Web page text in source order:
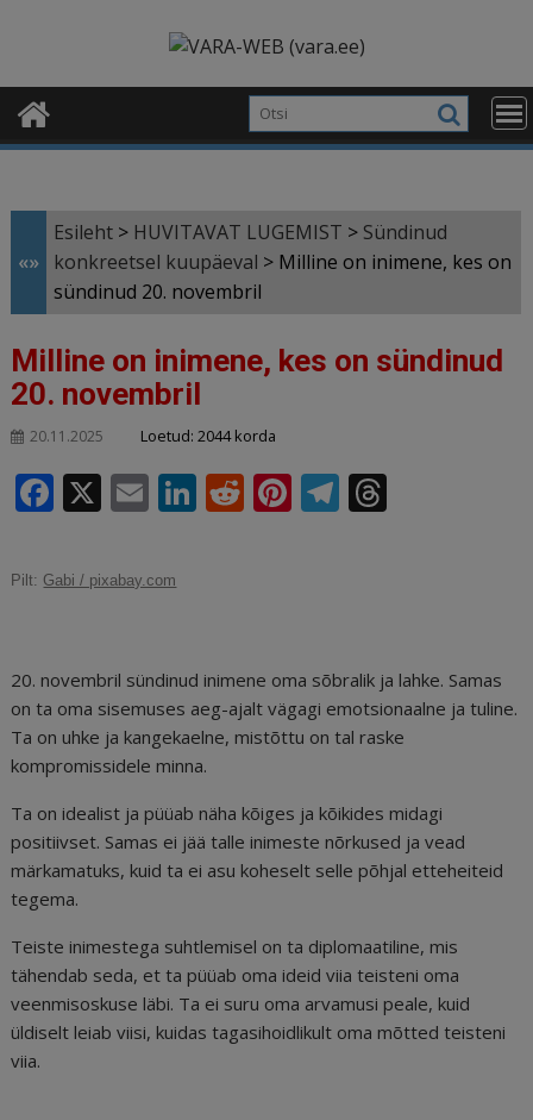
«»
Esileht > HUVITAVAT LUGEMIST > Sündinud
konkreetsel kuupäeval > Milline on inimene, kes on
sündinud 20. novembril
Milline on inimene, kes on sündinud
20. novembril
20.11.2025 Loetud: 2044 korda
F
c
o
o
k
X E
ai
Li
n
R Pi
st
T
m d
s
Pilt: Gabi / pixabay.com
20. novembril sündinud inimene oma sõbralik ja lahke. Samas
on ta oma sisemuses aeg-ajalt vägagi emotsionaalne ja tuline.
Ta on uhke ja kangekaelne, mistõttu on tal raske
kompromissidele minna.
Ta on idealist ja püüab näha kõiges ja kõikides midagi
positiivset. Samas ei jää talle inimeste nõrkused ja vead
märkamatuks, kuid ta ei asu koheselt selle põhjal etteheiteid
tegema.
Teiste inimestega suhtlemisel on ta diplomaatiline, mis
tähendab seda, et ta püüab oma ideid viia teisteni oma
veenmisoskuse läbi. Ta ei suru oma arvamusi peale, kuid
üldiselt leiab viisi, kuidas tagasihoidlikult oma mõtted teisteni
viia.